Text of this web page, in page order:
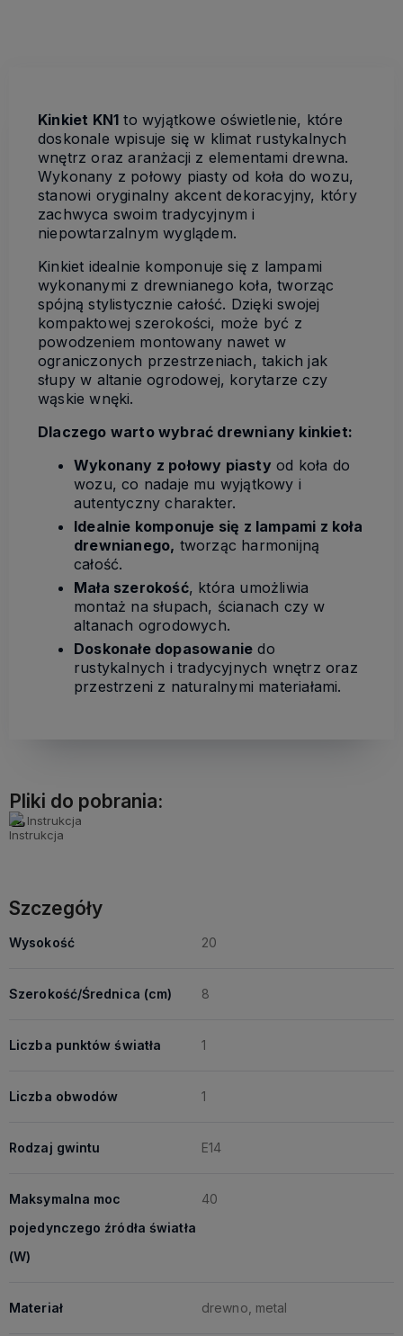
Kinkiet KN1 to wyjątkowe oświetlenie, które
doskonale wpisuje się w klimat rustykalnych
wnętrz oraz aranżacji z elementami drewna.
Wykonany z połowy piasty od koła do wozu,
stanowi oryginalny akcent dekoracyjny, który
zachwyca swoim tradycyjnym i
niepowtarzalnym wyglądem.
Kinkiet idealnie komponuje się z lampami
wykonanymi z drewnianego koła, tworząc
spójną stylistycznie całość. Dzięki swojej
kompaktowej szerokości, może być z
powodzeniem montowany nawet w
ograniczonych przestrzeniach, takich jak
słupy w altanie ogrodowej, korytarze czy
wąskie wnęki.
Dlaczego warto wybrać drewniany kinkiet:
Wykonany z połowy piastyod koła do
wozu, co nadaje mu wyjątkowy i
autentyczny charakter.
Idealnie komponuje się z lampami z koła
drewnianego, tworząc harmonijną
całość.
Mała szerokość, która umożliwia
montaż na słupach, ścianach czy w
altanach ogrodowych.
Doskonałe dopasowanie do
rustykalnych i tradycyjnych wnętrz oraz
przestrzeni z naturalnymi materiałami.
Pliki do pobrania:
Instrukcja
Szczegóły
Wysokość 20
Szerokość/Średnica (cm) 8
Liczba punktów światła 1
Liczba obwodów 1
Rodzaj gwintu E14
Maksymalna moc
pojedynczego źródła światła
(W)
40
Materiał drewno, metal